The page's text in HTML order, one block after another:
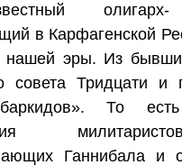
олигарх-
в Карфагенской
нашей эры. Из
совета Тридцати и
То есть
Ганнибала и